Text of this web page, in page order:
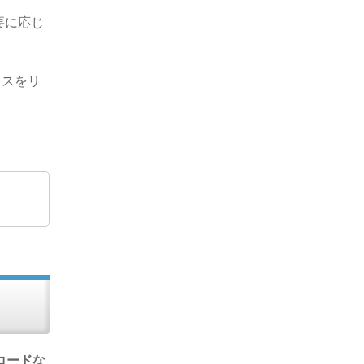
に応じ
をリ
ードな